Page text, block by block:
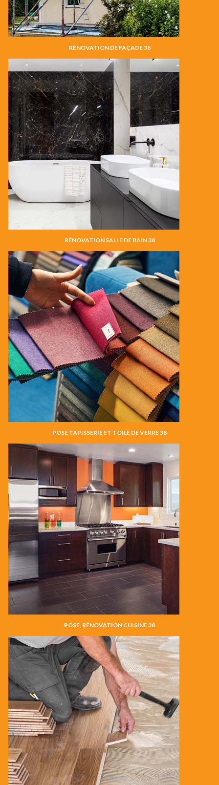
RÉNOVATION DE FAÇADE 38
RÉNOVATION SALLE DE BAIN 38
POSE TAPISSERIE ET TOILE DE VERRE 38
POSE, RÉNOVATION CUISINE 38